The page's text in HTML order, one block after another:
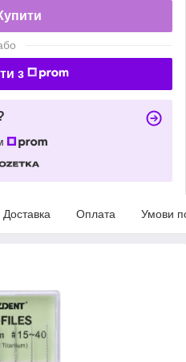
з
Доставка Оплата Умови